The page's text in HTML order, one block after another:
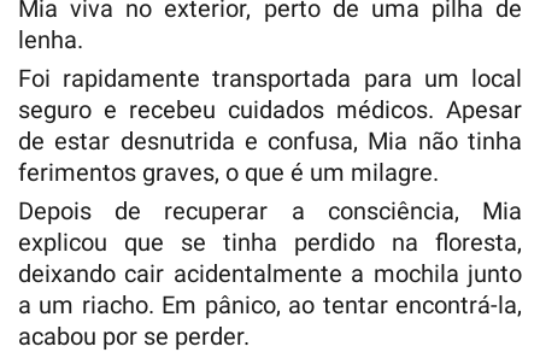
Mia viva no exterior, perto de uma pilha de
lenha.
Foi rapidamente transportada para um local
seguro e recebeu cuidados médicos. Apesar
de estar desnutrida e confusa, Mia não tinha
ferimentos graves, o que é um milagre.
Depois de recuperar a consciência, Mia
explicou que se tinha perdido na floresta,
deixando cair acidentalmente a mochila junto
a um riacho. Em pânico, ao tentar encontrá-la,
acabou por se perder.